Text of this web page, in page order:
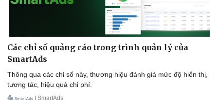
Các chỉ số quảng cáo trong trình quản lý của
SmartAds
Thông qua các chỉ số này, thương hiệu đánh giá mức độ hiển thị,
tương tác, hiệu quả chi phí.
| SmartAds